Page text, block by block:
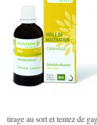
tirage au sort et tentez de